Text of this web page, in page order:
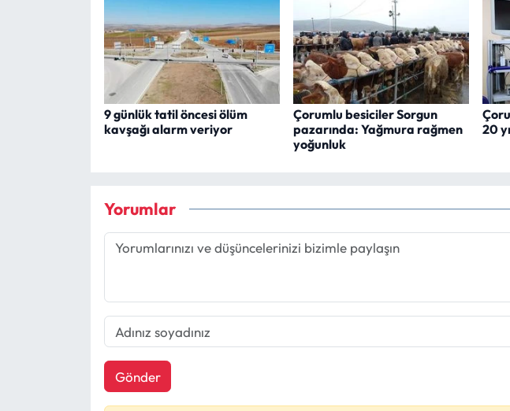
9 günlük tatil öncesi ölüm
kavşağı alarm veriyor
Çorumlu besiciler Sorgun
pazarında: Yağmura rağmen
yoğunluk
20
Yorumlar
Gönder